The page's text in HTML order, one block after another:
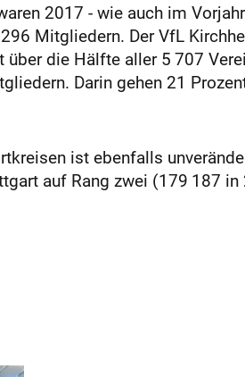
2017 - wie auch im
Mitgliedern. Der VfL
die Hälfte aller 5 707
Darin gehen 21
ist ebenfalls
auf Rang zwei (179 187